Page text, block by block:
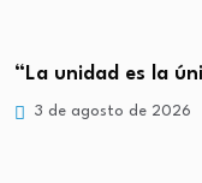
“La unidad es la
3 de agosto de 2026